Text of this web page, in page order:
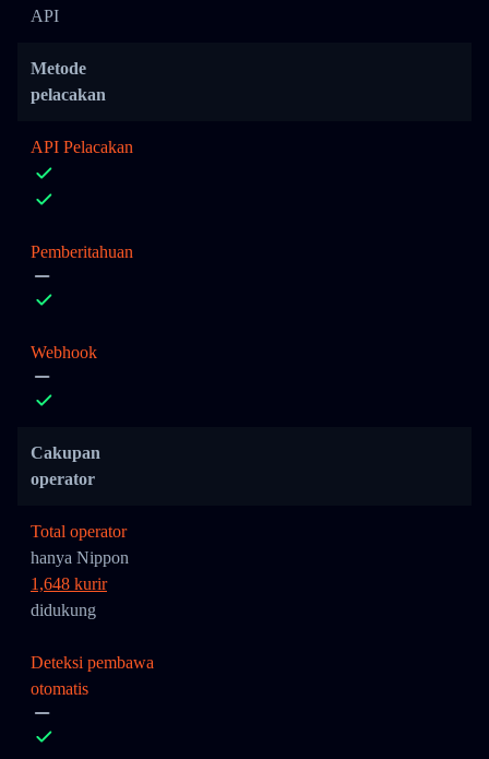
API
Metode
pelacakan
API Pelacakan
Pemberitahuan
Webhook
Cakupan
operator
Total operator
hanya Nippon
1,648 kurir
didukung
Deteksi pembawa
otomatis